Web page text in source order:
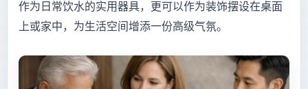
作为日常饮水的实用器具，更可以作为装饰摆设在桌面
上或家中，为生活空间增添一份高级气氛。